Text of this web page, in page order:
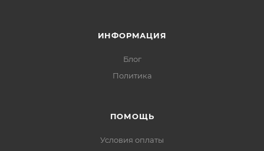
ИНФОРМАЦИЯ
Блог
Политика
ПОМОЩЬ
Условия оплаты